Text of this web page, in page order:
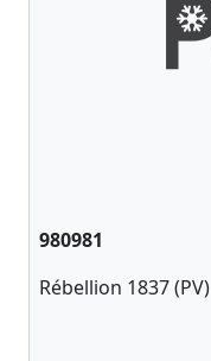
980981
Rébellion 1837 (PV)